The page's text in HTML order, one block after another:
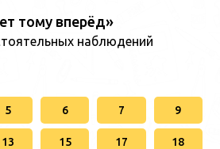
тому вперёд»
наблюдений
5 6 7 9
13 15 17 18